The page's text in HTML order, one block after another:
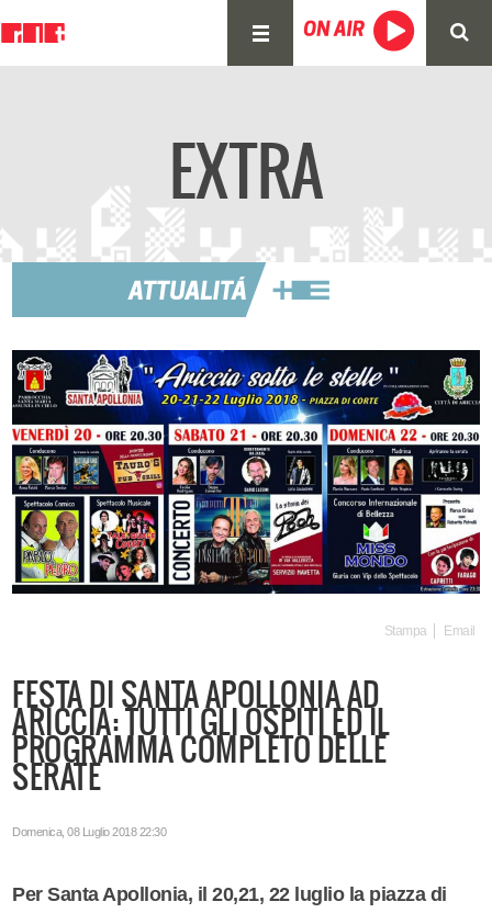
EXTRA
Stampa Email
FESTA DI SANTA APOLLONIA AD
ARICCIA: TUTTI GLI OSPITI ED IL
PROGRAMMA COMPLETO DELLE
SERATE
Domenica, 08 Luglio 2018 22:30
Per Santa Apollonia, il 20,21, 22 luglio la piazza di